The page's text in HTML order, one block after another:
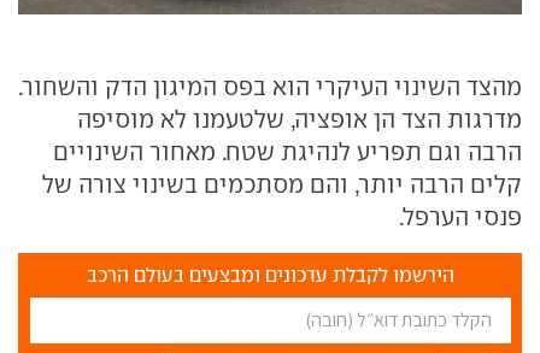
מהצד השינוי העיקרי הוא בפס המיגון הדק והשחור.
מדרגות הצד הן אופציה, שלטעמנו לא מוסיפה
הרבה וגם תפריע לנהיגת שטח. מאחור השינויים
קלים הרבה יותר, והם מסתכמים בשינוי צורה של
פנסי הערפל.
הירשמו לקבלת עדכונים ומבצעים בעולם הרכב